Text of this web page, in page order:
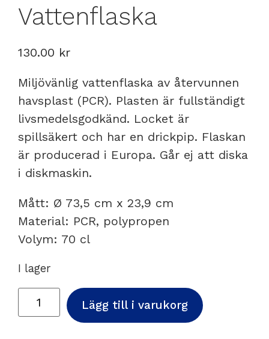
Vattenflaska
130.00 kr
Miljövänlig vattenflaska av återvunnen
havsplast (PCR). Plasten är fullständigt
livsmedelsgodkänd. Locket är
spillsäkert och har en drickpip. Flaskan
är producerad i Europa. Går ej att diska
i diskmaskin.
Mått: Ø 73,5 cm x 23,9 cm
Material: PCR, polypropen
Volym: 70 cl
I lager
Lägg till i varukorg